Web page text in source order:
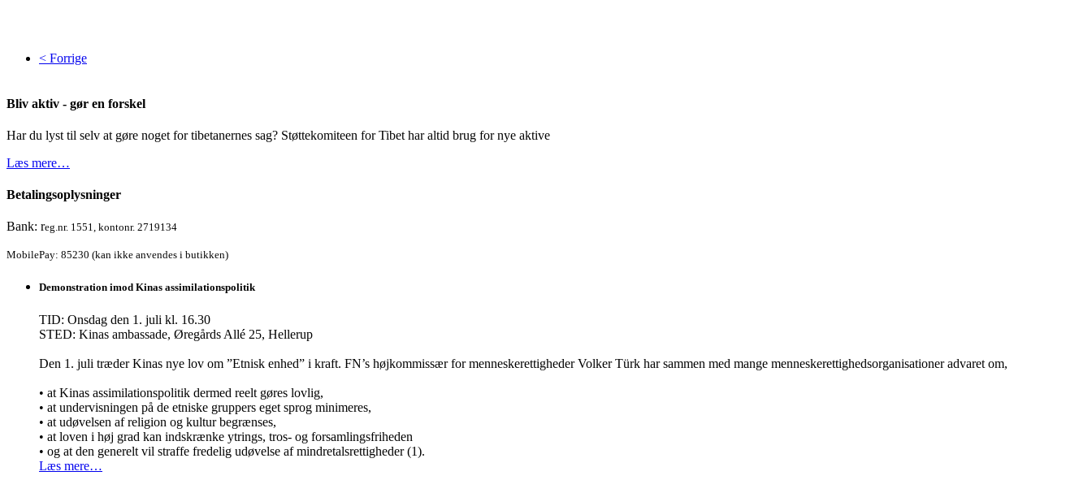
< Forrige
Bliv aktiv - gør en forskel
Har du lyst til selv at gøre noget for tibetanernes sag? Støttekomiteen for Tibet har altid brug for nye aktive
Læs mere…
Betalingsoplysninger
Bank: reg.nr. 1551, kontonr. 2719134
MobilePay: 85230 (kan ikke anvendes i butikken)
Demonstration imod Kinas assimilationspolitik
TID: Onsdag den 1. juli kl. 16.30
STED: Kinas ambassade, Øregårds Allé 25, Hellerup
Den 1. juli træder Kinas nye lov om ”Etnisk enhed” i kraft. FN’s højkommissær for menneskerettigheder Volker Türk har sammen med mange menneskerettighedsorganisationer advaret om,
• at Kinas assimilationspolitik dermed reelt gøres lovlig,
• at undervisningen på de etniske gruppers eget sprog minimeres,
• at udøvelsen af religion og kultur begrænses,
• at loven i høj grad kan indskrænke ytrings, tros- og forsamlingsfriheden
• og at den generelt vil straffe fredelig udøvelse af mindretalsrettigheder (1).
Læs mere…